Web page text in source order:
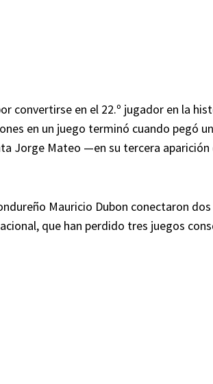
convertirse en el 22.º jugador en la
en un juego terminó cuando pegó
Jorge Mateo —en su tercera
Mauricio Dubon conectaron
que han perdido tres juegos